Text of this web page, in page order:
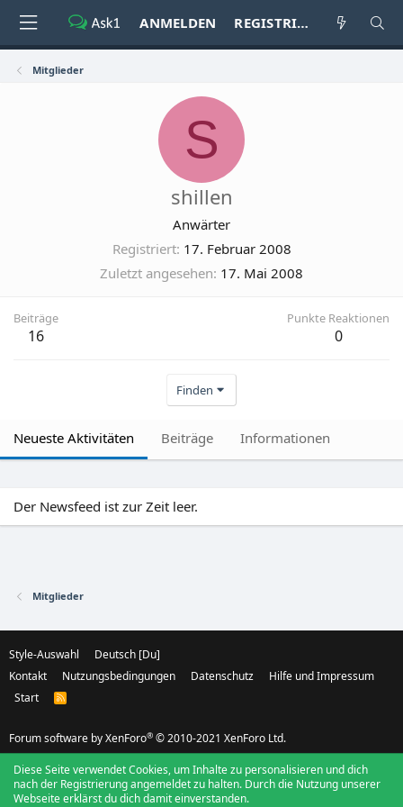
ANMELDEN REGISTRIEREN
Mitglieder
S
shillen
Anwärter
Registriert 17. Februar 2008
Zuletzt angesehen 17. Mai 2008
Beiträge
16
Punkte Reaktionen
0
Finden
Neueste Aktivitäten Beiträge Informationen
Der Newsfeed ist zur Zeit leer.
Mitglieder
Style-Auswahl
Deutsch [Du]
Kontakt
Nutzungsbedingungen Datenschutz
Hilfe und Impressum
Start
R
S
Forum software by XenForo® © 2010-2021 XenForo Ltd.
Diese Seite verwendet Cookies, um Inhalte zu personalisieren und dich
nach der Registrierung angemeldet zu halten. Durch die Nutzung unserer
Webseite erklärst du dich damit einverstanden.